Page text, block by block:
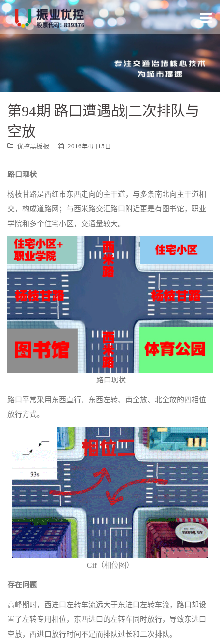
跳
转
到
内
第94期 路口遭遇战|二次排队与
空放
优控黑板报 2016年4月15日
路口现状
杨枝甘路是西红市东西走向的主干道，与多条南北向主干道相
交，构成道路网；与西米路交汇路口附近更是有图书馆，职业
学院和多个住宅小区，交通量较大。
路口现状
路口平常采用东西直行、东西左转、南全放、北全放的四相位
放行方式。
Gif（相位图）
存在问题
高峰期时，西进口左转车流远大于东进口左转车流，路口却设
置了左转专用相位，东西进口的左转车同时放行，导致东进口
空放，西进口放行时间不足而排队过长和二次排队。